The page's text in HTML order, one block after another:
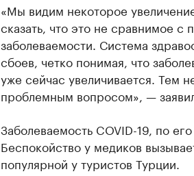
«Мы видим некоторое
сказать, что это не сравнимое
заболеваемости. Система
сбоев, четко понимая, что
уже сейчас увеличивается. Тем
проблемным вопросом», —
Заболеваемость COVID-19, по
Беспокойство у медиков
популярной у туристов Турции.